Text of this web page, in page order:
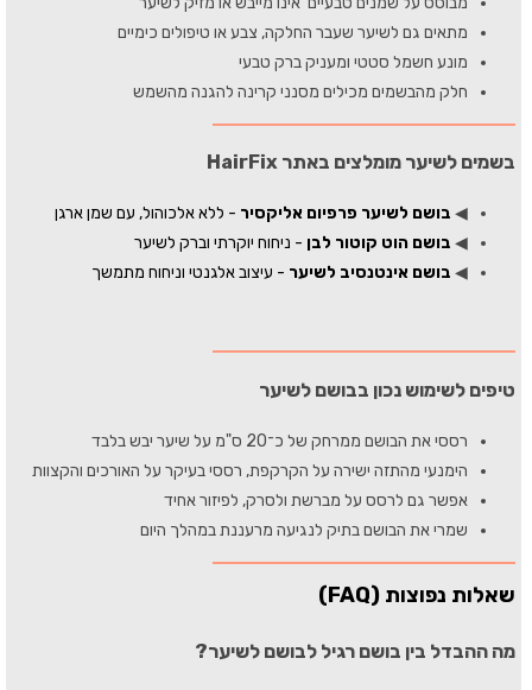
מתאים גם לשיער שעבר החלקה, צבע או טיפולים כימיים
מונע חשמל סטטי ומעניק ברק טבעי
חלק מהבשמים מכילים מסנני קרינה להגנה מהשמש
בשמים לשיער מומלצים באתר HairFix
◀ בושם לשיער פרפיום אליקסיר - ללא אלכוהול, עם שמן ארגן
◀ בושם הוט קוטור לבן - ניחוח יוקרתי וברק לשיער
◀ בושם אינטנסיב לשיער - עיצוב אלגנטי וניחוח מתמשך
טיפים לשימוש נכון בבושם לשיער
רססי את הבושם ממרחק של כ־20 ס"מ על שיער יבש בלבד
הימנעי מהתזה ישירה על הקרקפת, רססי בעיקר על האורכים והקצוות
אפשר גם לרסס על מברשת ולסרק, לפיזור אחיד
שמרי את הבושם בתיק לנגיעה מרעננת במהלך היום
שאלות נפוצות (FAQ)
מה ההבדל בין בושם רגיל לבושם לשיער?